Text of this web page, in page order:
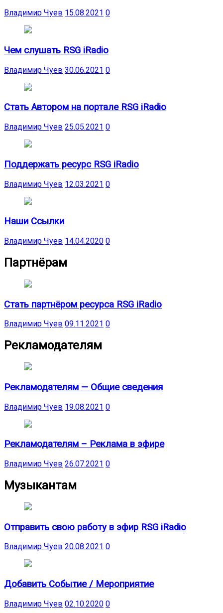
Владимир Чуев 15.08.2021 0
Чем слушать RSG iRadio
Владимир Чуев 30.06.2021 0
Стать Автором на портале RSG iRadio
Владимир Чуев 25.05.2021 0
Поддержать ресурс RSG iRadio
Владимир Чуев 12.03.2021 0
Наши Ссылки
Владимир Чуев 14.04.2020 0
Партнёрам
Стать партнёром ресурса RSG iRadio
Владимир Чуев 09.11.2021 0
Рекламодателям
Рекламодателям — Общие сведения
Владимир Чуев 19.08.2021 0
Рекламодателям – Реклама в эфире
Владимир Чуев 26.07.2021 0
Музыкантам
Отправить свою работу в эфир RSG iRadio
Владимир Чуев 20.08.2021 0
Добавить Событие / Мероприятие
Владимир Чуев 02.10.2020 0